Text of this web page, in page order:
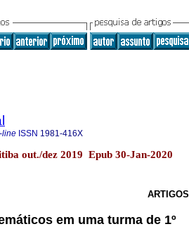
line ISSN 1981-416X
out./dez 2019 Epub 30-Jan-2020
ARTIGOS
em uma turma de 1º